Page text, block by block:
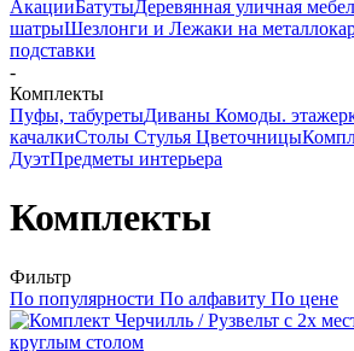
АкацииБатутыДеревянная уличная
шатрыШезлонги и Лежаки на
подставки
-
Комплекты
Пуфы, табуретыДиваны Комоды.
качалкиСтолы Стулья Цветочницы
ДуэтПредметы интерьера
Комплекты
Фильтр
По популярности По алфавиту По цене